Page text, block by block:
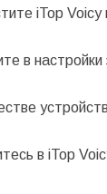
iTop Voicy
в настройки
в iTop